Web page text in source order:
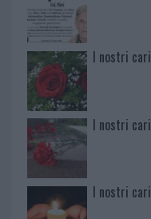
I nostri cari
I nostri cari
I nostri cari